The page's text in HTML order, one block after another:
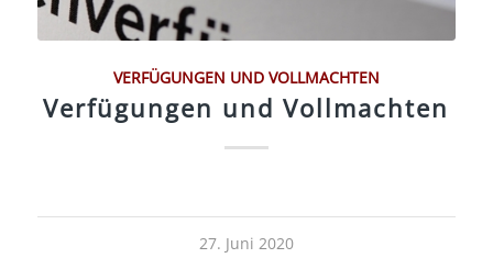
VERFÜGUNGEN UND VOLLMACHTEN
Verfügungen und Vollmachten
27. Juni 2020